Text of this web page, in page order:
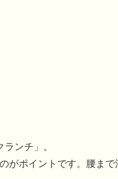
ンチ」。
がポイントです。腰ま